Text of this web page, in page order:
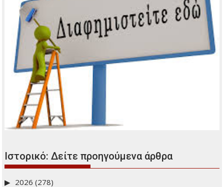
Ιστορικό: Δείτε προηγούμενα άρθρα
2026 (278)